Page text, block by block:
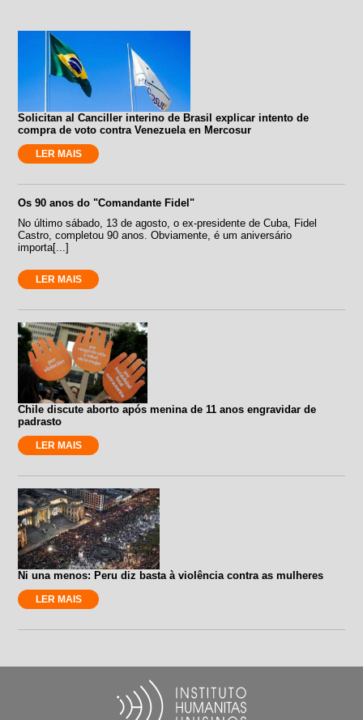
Solicitan al Canciller interino de Brasil explicar intento de
compra de voto contra Venezuela en Mercosur
LER MAIS
Os 90 anos do "Comandante Fidel"
No último sábado, 13 de agosto, o ex-presidente de Cuba, Fidel
Castro, completou 90 anos. Obviamente, é um aniversário
importa[...]
LER MAIS
Chile discute aborto após menina de 11 anos engravidar de
padrasto
LER MAIS
Ni una menos: Peru diz basta à violência contra as mulheres
LER MAIS